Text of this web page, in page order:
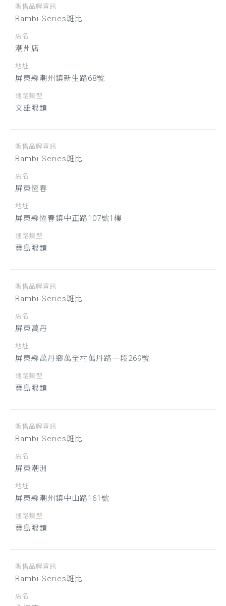
販售品牌資訊
Bambi Series斑比
店名
潮州店
地址
屏東縣潮州鎮新生路68號
通路類型
文雄眼鏡
販售品牌資訊
Bambi Series斑比
店名
屏東恆春
地址
屏東縣恆春鎮中正路107號1樓
通路類型
寶島眼鏡
販售品牌資訊
Bambi Series斑比
店名
屏東萬丹
地址
屏東縣萬丹鄉萬全村萬丹路一段269號
通路類型
寶島眼鏡
販售品牌資訊
Bambi Series斑比
店名
屏東潮洲
地址
屏東縣潮州鎮中山路161號
通路類型
寶島眼鏡
販售品牌資訊
Bambi Series斑比
店名